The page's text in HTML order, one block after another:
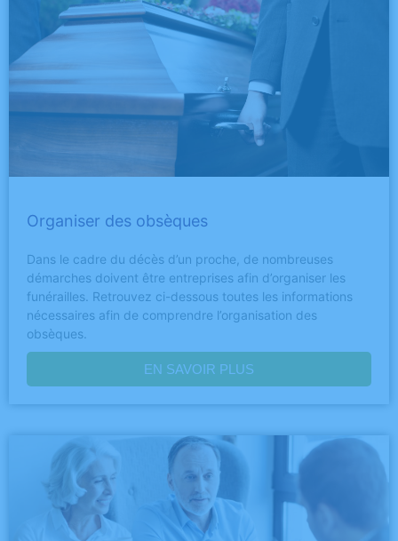
Organiser des obsèques
Dans le cadre du décès d’un proche, de nombreuses
démarches doivent être entreprises afin d’organiser les
funérailles. Retrouvez ci-dessous toutes les informations
nécessaires afin de comprendre l’organisation des
obsèques.
EN SAVOIR PLUS